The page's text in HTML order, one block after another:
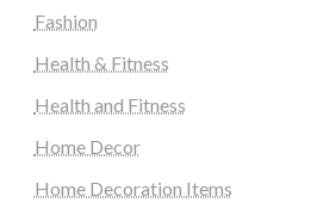
Fashion
Health & Fitness
Health and Fitness
Home Decor
Home Decoration Items